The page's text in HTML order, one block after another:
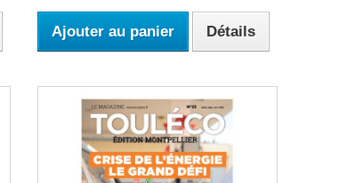
Ajouter au panier Détails